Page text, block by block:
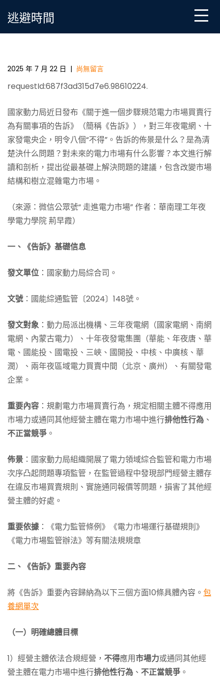
逃避時間
對《關于進一個步驟規范電力市場買賣行為一包養心
2025 年 7 月 22 日 | 尚無留言
requestId:687f3ad315d7e6.98610224.
國家動力局近日發布《關于進一個步驟規范電力市場買賣行
為有關事項的告訴》（簡稱《告訴》），對三年夜電網、十
家發電央企，明令八個“不得”。告訴的佈景是什么？是為清
楚決什么問題？對未來的電力市場有什么影響？本文進行解
讀和剖析，提出從最基礎上解決問題的建議，包含改變市場
結構和樹立混雜電力市場。
（來源：微信公眾號“ 走進電力市場” 作者：華南理工年夜
學電力學院 荊早霞）
一、《告訴》基礎信息
發文單位 ：國家動力局綜合司。
文號 ：國能綜通監管〔2024〕148號。
發文對象 ：動力局派出機構、三年夜電網（國家電網、南網
電網、內蒙古電力）、十年夜發電集團（華能、年夜唐、華
電、國能投、國電投、三峽、國開投、中核、中廣核、華
潤）、兩年夜區域電力買賣中間（北京、廣州）、有關發電
企業。
重要內容 ：規劃電力市場買賣行為，規定相關主體不得應用
市場力或通同其他經營主體在電力市場中進行排他性行為 、
不正當競爭 。
佈景 ：國家動力局組織開展了電力領域綜合監管和電力市場
次序凸起問題專項監管，在監管過程中發現部門經營主體存
在違反市場買賣規則、實施通同報價等問題，損害了其他經
營主體的好處。
重要依據：《電力監管條例》《電力市場運行基礎規則》
《電力市場監管辦法》等有關法規規章
二、《告訴》重要內容
將《告訴》重要內容歸納為以下三個方面10條具體內容。 包
養網單次
（一）明確總體目標
1）經營主體依法合規經營， 不得應用市場力或通同其他經
營主體在電力市場中進行排他性行為 、 不正當競爭 。